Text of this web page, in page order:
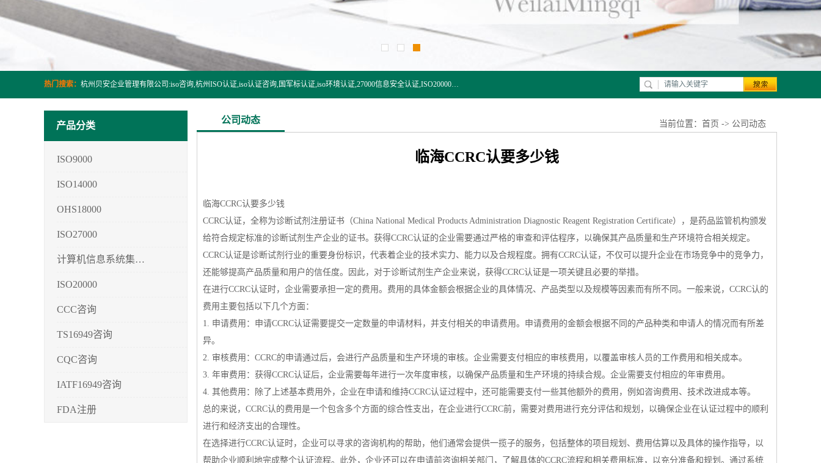
热门搜索： 杭州贝安企业管理有限公司:iso咨询,杭州ISO认证,iso认证咨询,国军标认证,iso环境认证,27000信息安全认证,ISO20000信息技术认证,口罩检测报告,32610检测报告,CCRC认证,ISO50001认证,ITSS认证,两化融合认证,出口口罩检测报告等认证代理服务,本公司有近10年的体系咨询经验,能业务覆盖范围南到海南三亚北到新疆阿克苏.
产品分类
ISO9000
ISO14000
OHS18000
ISO27000
计算机信息系统集成3/4/5
ISO20000
CCC咨询
TS16949咨询
CQC咨询
IATF16949咨询
FDA注册
公司动态 当前位置： 首页 -> 公司动态
临海CCRC认要多少钱
临海CCRC认要多少钱
CCRC认证，全称为诊断试剂注册证书（China National Medical Products Administration Diagnostic Reagent Registration Certificate），是药品监管机构颁发
给符合规定标准的诊断试剂生产企业的证书。获得CCRC认证的企业需要通过严格的审查和评估程序，以确保其产品质量和生产环境符合相关规定。
CCRC认证是诊断试剂行业的重要身份标识，代表着企业的技术实力、能力以及合规程度。拥有CCRC认证，不仅可以提升企业在市场竞争中的竞争力，
还能够提高产品质量和用户的信任度。因此，对于诊断试剂生产企业来说，获得CCRC认证是一项关键且必要的举措。
在进行CCRC认证时，企业需要承担一定的费用。费用的具体金额会根据企业的具体情况、产品类型以及规模等因素而有所不同。一般来说，CCRC认的
费用主要包括以下几个方面：
1. 申请费用：申请CCRC认证需要提交一定数量的申请材料，并支付相关的申请费用。申请费用的金额会根据不同的产品种类和申请人的情况而有所差
异。
2. 审核费用：CCRC的申请通过后，会进行产品质量和生产环境的审核。企业需要支付相应的审核费用，以覆盖审核人员的工作费用和相关成本。
3. 年审费用：获得CCRC认证后，企业需要每年进行一次年度审核，以确保产品质量和生产环境的持续合规。企业需要支付相应的年审费用。
4. 其他费用：除了上述基本费用外，企业在申请和维持CCRC认证过程中，还可能需要支付一些其他额外的费用，例如咨询费用、技术改进成本等。
总的来说，CCRC认的费用是一个包含多个方面的综合性支出，在企业进行CCRC前，需要对费用进行充分评估和规划，以确保企业在认证过程中的顺利
进行和经济支出的合理性。
在选择进行CCRC认证时，企业可以寻求的咨询机构的帮助，他们通常会提供一揽子的服务，包括整体的项目规划、费用估算以及具体的操作指导，以
帮助企业顺利地完成整个认证流程。此外，企业还可以在申请前咨询相关部门，了解具体的CCRC流程和相关费用标准，以充分准备和规划。通过系统